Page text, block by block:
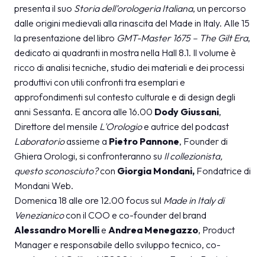
presenta il suo Storia dell’orologeria Italiana, un percorso
dalle origini medievali alla rinascita del Made in Italy. Alle 15
la presentazione del libro GMT-Master 1675 – The Gilt Era,
dedicato ai quadranti in mostra nella Hall 8.1. Il volume è
ricco di analisi tecniche, studio dei materiali e dei processi
produttivi con utili confronti tra esemplari e
approfondimenti sul contesto culturale e di design degli
anni Sessanta. E ancora alle 16.00 Dody Giussani,
Direttore del mensile L'Orologioe autrice del podcast
Laboratorioassieme a Pietro Pannone, Founder di
Ghiera Orologi, si confronteranno su Il collezionista,
questo sconosciuto?con Giorgia Mondani, Fondatrice di
Mondani Web.
Domenica 18 alle ore 12.00 focus sul Made in Italy di
Venezianicocon il COO e co-founder del brand
Alessandro Morellie Andrea Menegazzo, Product
Manager e responsabile dello sviluppo tecnico, co-